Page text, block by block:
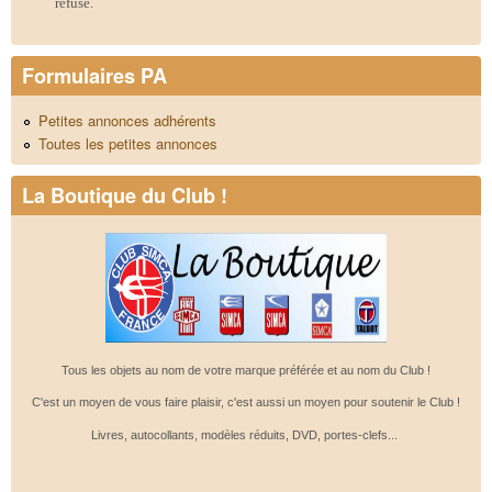
Formulaires PA
Petites annonces adhérents
Toutes les petites annonces
La Boutique du Club !
Tous les objets au nom de votre marque préférée et au nom du Club !
C'est un moyen de vous faire plaisir, c'est aussi un moyen pour soutenir le Club !
Livres, autocollants, modèles réduits, DVD, portes-clefs...